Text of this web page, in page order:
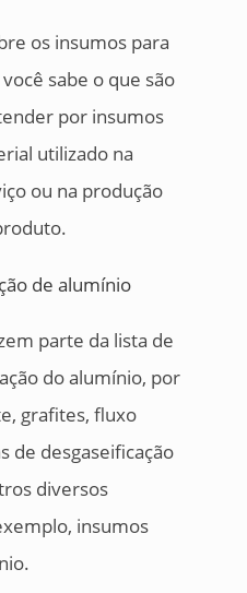
os insumos para
sabe o que são
por insumos
utilizado na
ou na produção
parte da lista de
do alumínio, por
grafites, fluxo
de desgaseificação
diversos
insumos